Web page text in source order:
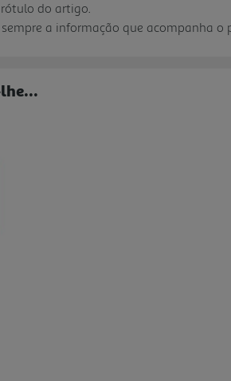
do artigo.
a informação que acompanha o